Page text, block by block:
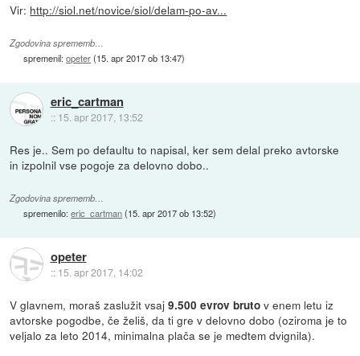
Vir: http://siol.net/novice/siol/delam-po-av...
Zgodovina sprememb…
spremenil:opeter(15. apr 2017 ob 13:47)
eric_cartman
:: 15. apr 2017, 13:52
Res je.. Sem po defaultu to napisal, ker sem delal preko avtorske
in izpolnil vse pogoje za delovno dobo..
Zgodovina sprememb…
spremenilo:eric_cartman(15. apr 2017 ob 13:52)
opeter
:: 15. apr 2017, 14:02
V glavnem, moraš zaslužit vsaj9.500 evrov bruto v enem letu iz
avtorske pogodbe, če želiš, da ti gre v delovno dobo (oziroma je to
veljalo za leto 2014, minimalna plača se je medtem dvignila).